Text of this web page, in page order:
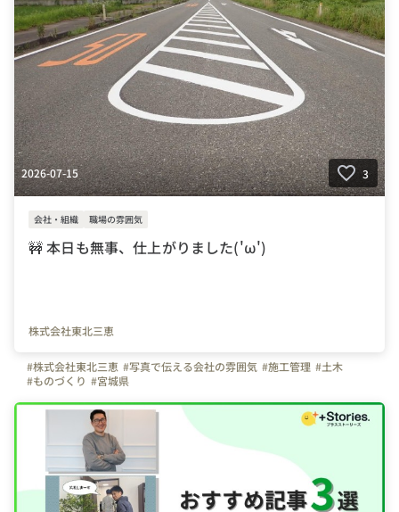
2026-07-15 3
会社・組織 職場の雰囲気
🚧 本日も無事、仕上がりました('ω')
株式会社東北三恵
#株式会社東北三恵 #写真で伝える会社の雰囲気 #施工管理 #土木
#ものづくり #宮城県